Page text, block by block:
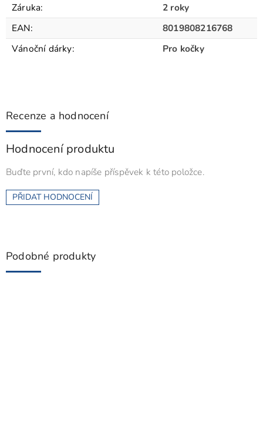
Záruka:
2 roky
EAN:
8019808216768
Vánoční dárky: Pro kočky
Recenze a hodnocení
Hodnocení produktu
Buďte první, kdo napíše příspěvek k této položce.
PŘIDAT HODNOCENÍ
Podobné produkty